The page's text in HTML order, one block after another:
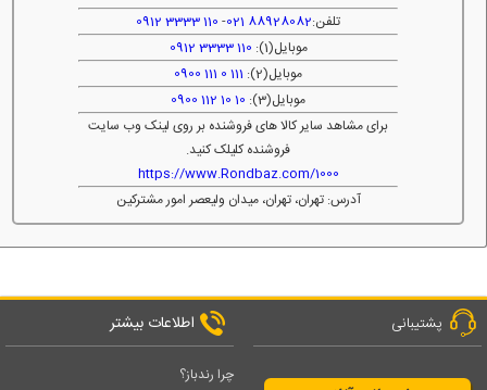
تلفن:88928082 021
-
110 3333 0912
موبایل(1):
110 3333 0912
موبایل(2):
111 0 111 0900
موبایل(3):
10 10 112 0900
برای مشاهد سایر کالا های فروشنده بر روی لینک وب سایت
فروشنده کلیلک کنید.
https://www.Rondbaz.com/1000
آدرس: تهران، تهران، میدان ولیعصر امور مشترکین
پشتیبانی اطلاعات بیشتر
چرا رندباز؟